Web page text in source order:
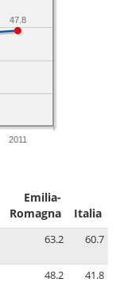
2011
47.8
Emilia-
Romagna
Italia
63.2 60.7
48.2 41.8